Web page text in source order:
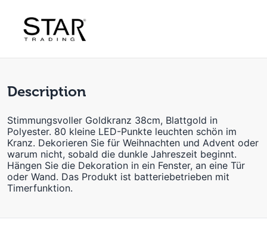
Description
Stimmungsvoller Goldkranz 38cm, Blattgold in
Polyester. 80 kleine LED-Punkte leuchten schön im
Kranz. Dekorieren Sie für Weihnachten und Advent oder
warum nicht, sobald die dunkle Jahreszeit beginnt.
Hängen Sie die Dekoration in ein Fenster, an eine Tür
oder Wand. Das Produkt ist batteriebetrieben mit
Timerfunktion.